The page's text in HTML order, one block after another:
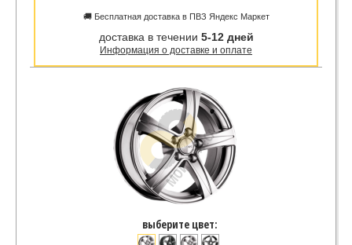
🚚 Бесплатная доставка в ПВЗ Яндекс Маркет
доставка в течении 5-12 дней
Информация о доставке и оплате
выберите цвет: